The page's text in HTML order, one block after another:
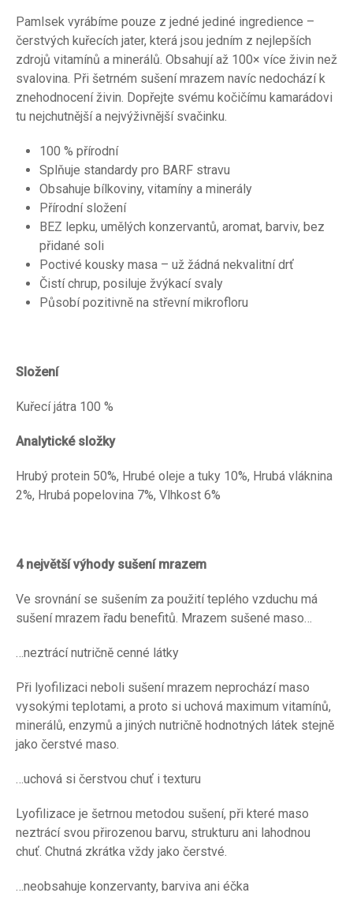
Pamlsek vyrábíme pouze z jedné jediné ingredience –
čerstvých kuřecích jater, která jsou jedním z nejlepších
zdrojů vitamínů a minerálů. Obsahují až 100× více živin než
svalovina. Při šetrném sušení mrazem navíc nedochází k
znehodnocení živin. Dopřejte svému kočičímu kamarádovi
tu nejchutnější a nejvýživnější svačinku.
100 % přírodní
Splňuje standardy pro BARF stravu
Obsahuje bílkoviny, vitamíny a minerály
Přírodní složení
BEZ lepku, umělých konzervantů, aromat, barviv, bez
přidané soli
Poctivé kousky masa – už žádná nekvalitní drť
Čistí chrup, posiluje žvýkací svaly
Působí pozitivně na střevní mikrofloru
Složení
Kuřecí játra 100 %
Analytické složky
Hrubý protein 50%, Hrubé oleje a tuky 10%, Hrubá vláknina
2%, Hrubá popelovina 7%, Vlhkost 6%
4 největší výhody sušení mrazem
Ve srovnání se sušením za použití teplého vzduchu má
sušení mrazem řadu benefitů. Mrazem sušené maso…
…neztrácí nutričně cenné látky
Při lyofilizaci neboli sušení mrazem neprochází maso
vysokými teplotami, a proto si uchová maximum vitamínů,
minerálů, enzymů a jiných nutričně hodnotných látek stejně
jako čerstvé maso.
…uchová si čerstvou chuť i texturu
Lyofilizace je šetrnou metodou sušení, při které maso
neztrácí svou přirozenou barvu, strukturu ani lahodnou
chuť. Chutná zkrátka vždy jako čerstvé.
…neobsahuje konzervanty, barviva ani éčka